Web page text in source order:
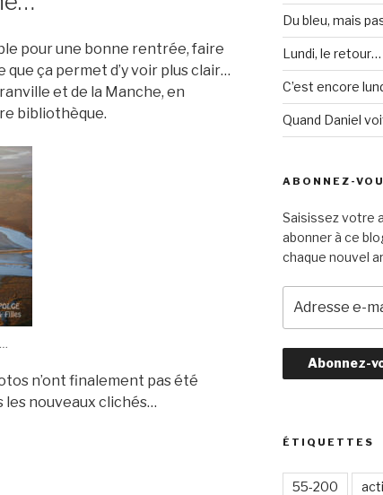
pour une bonne rentrée, faire
ça permet d’y voir plus clair…
et de la Manche, en
bibliothèque.
n’ont finalement pas été
nouveaux clichés…
Du bleu, mais
Lundi, le retour…
C’est encore
Quand Daniel
ABONNEZ-
Saisissez votre
abonner à ce
chaque nouvel
e
s
e
m
ÉTIQUETTES
55-200